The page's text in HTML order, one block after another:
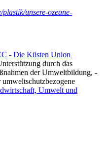
unsere-ozeane-
- Die Küsten Union
durch das
der Umweltbildung, -
Umwelt und